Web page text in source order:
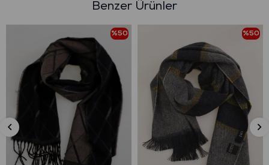
Benzer Ürünler
%50 %50